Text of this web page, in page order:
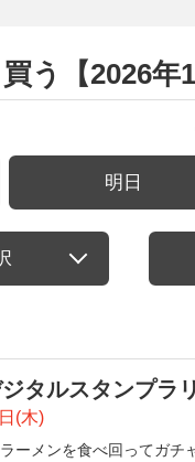
う【2026年
明日
タルスタンプラ
(木)
ーメンを食べ回ってガチ